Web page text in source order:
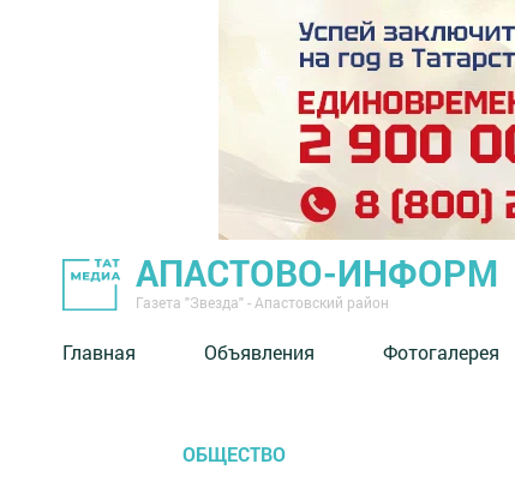
АПАСТОВО-ИНФОРМ
Газета "Звезда" - Апастовский район
Главная Объявления Фотогалерея
ОБЩЕСТВО